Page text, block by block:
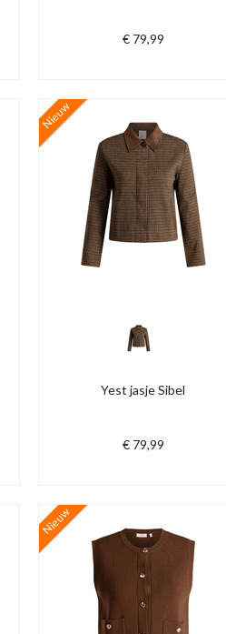
€ 79,99
Nieuw
Yest jasje Sibel
€ 79,99
Nieuw